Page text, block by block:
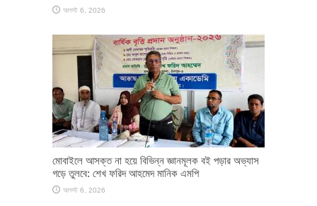
আগস্ট 6, 2026
মোবাইলে আসক্ত না হয়ে বিভিন্ন জ্ঞানমূলক বই পড়ার অভ্যাস
গড়ে তুলবে: শেখ ফরিদ আহমেদ মানিক এমপি
আগস্ট 6, 2026